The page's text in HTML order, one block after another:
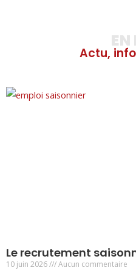
EN
Actu,
Le recrutement
10 juin 2026 Aucun commentaire